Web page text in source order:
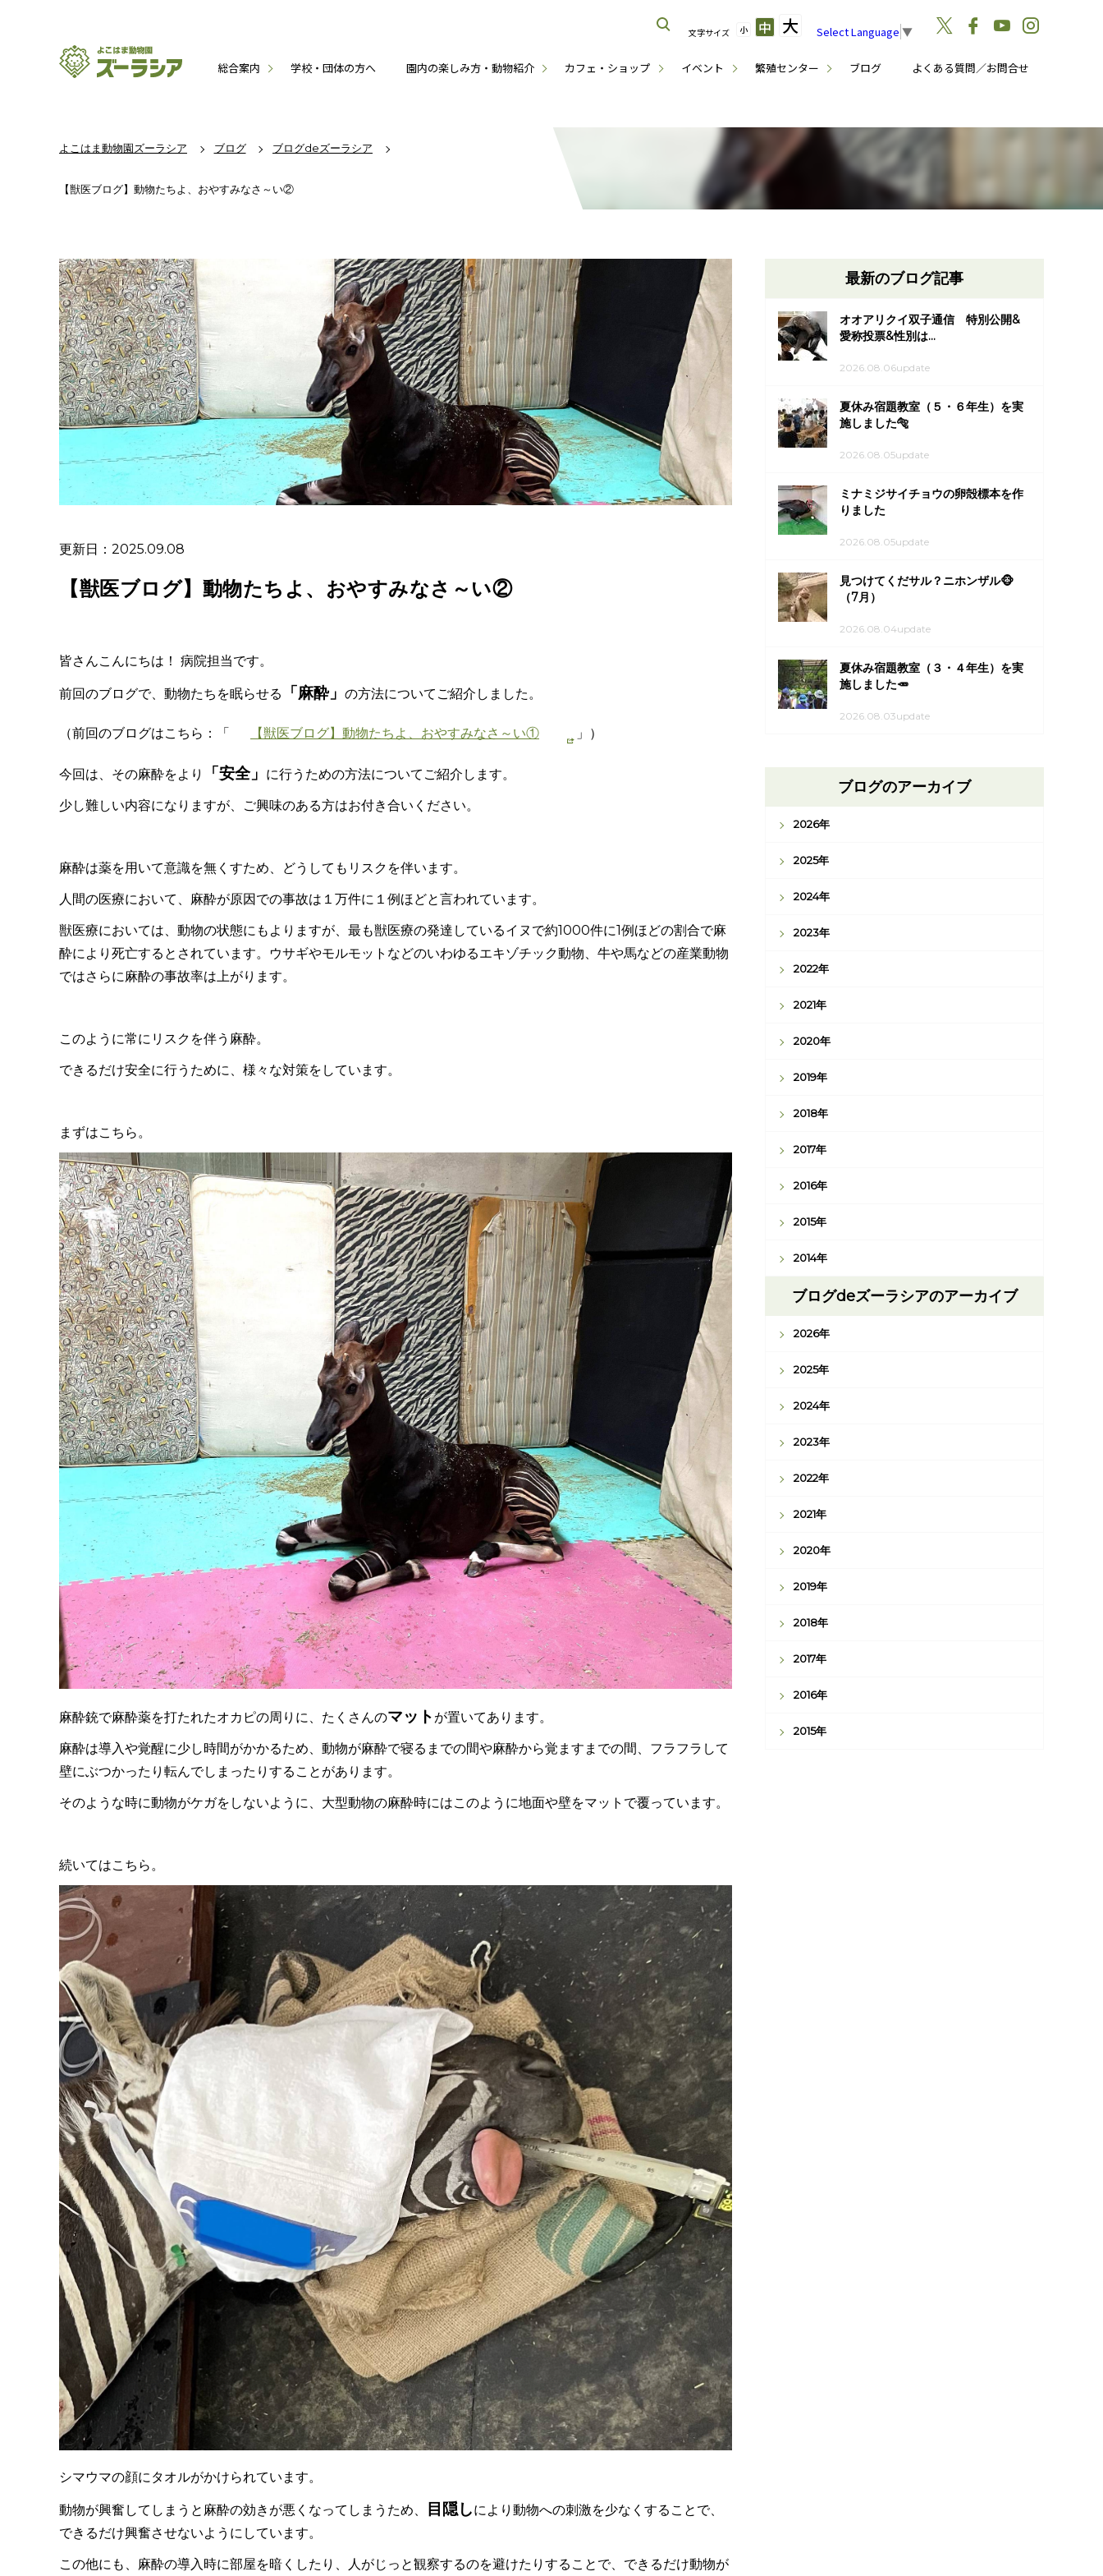
総合案内 学校・団体の方へ 園内の楽しみ方・動物紹介 カフェ・ショップ イベント 繁殖センター ブログ よくある質問／お問合せ
文字サイズ 小 中 大 Select Language ▼
よこはま動物園ズーラシア ブログ ブログdeズーラシア
【獣医ブログ】動物たちよ、おやすみなさ～い②
更新日：2025.09.08
【獣医ブログ】動物たちよ、おやすみなさ～い②
皆さんこんにちは！ 病院担当です。
前回のブログで、動物たちを眠らせる 「麻酔」 の方法についてご紹介しました。
（前回のブログはこちら：「 【獣医ブログ】動物たちよ、おやすみなさ～い① 」）
今回は、その麻酔をより 「安全」 に行うための方法についてご紹介します。
少し難しい内容になりますが、ご興味のある方はお付き合いください。
麻酔は薬を用いて意識を無くすため、どうしてもリスクを伴います。
人間の医療において、麻酔が原因での事故は１万件に１例ほどと言われています。
獣医療においては、動物の状態にもよりますが、最も獣医療の発達しているイヌで約1000件に1例ほどの割合で麻
酔により死亡するとされています。ウサギやモルモットなどのいわゆるエキゾチック動物、牛や馬などの産業動物
ではさらに麻酔の事故率は上がります。
このように常にリスクを伴う麻酔。
できるだけ安全に行うために、様々な対策をしています。
まずはこちら。
麻酔銃で麻酔薬を打たれたオカピの周りに、たくさんのマット が置いてあります。
麻酔は導入や覚醒に少し時間がかかるため、動物が麻酔で寝るまでの間や麻酔から覚ますまでの間、フラフラして
壁にぶつかったり転んでしまったりすることがあります。
そのような時に動物がケガをしないように、大型動物の麻酔時にはこのように地面や壁をマットで覆っています。
続いてはこちら。
シマウマの顔にタオルがかけられています。
動物が興奮してしまうと麻酔の効きが悪くなってしまうため、 目隠しにより動物への刺激を少なくすることで、
できるだけ興奮させないようにしています。
この他にも、麻酔の導入時に部屋を暗くしたり、人がじっと観察するのを避けたりすることで、できるだけ動物が
最新のブログ記事
オオアリクイ双子通信 特別公開&
愛称投票&性別は...
2026.08.06update
夏休み宿題教室（５・６年生）を実
施しました🐅
2026.08.05update
ミナミジサイチョウの卵殻標本を作
りました
2026.08.05update
見つけてくだサル？ニホンザル🐵
（7月）
2026.08.04update
夏休み宿題教室（３・４年生）を実
施しました🥕
2026.08.03update
ブログのアーカイブ
2026年
2025年
2024年
2023年
2022年
2021年
2020年
2019年
2018年
2017年
2016年
2015年
2014年
ブログdeズーラシアのアーカイブ
2026年
2025年
2024年
2023年
2022年
2021年
2020年
2019年
2018年
2017年
2016年
2015年